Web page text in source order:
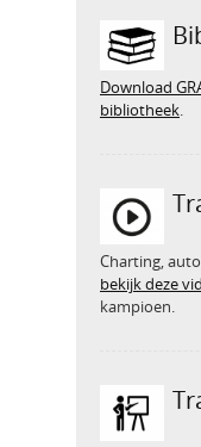
Download
bibliotheek.
Charting,
bekijk deze
kampioen.